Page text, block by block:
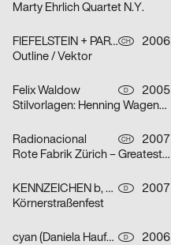
Marty Ehrlich Quartet N.Y.
FIEFELSTEIN + PARTNER – BUREAU FÜR VISUELLE KOMMUNIKATION CH
2006
Outline / Vektor
Felix Waldow D
2005
Stilvorlagen: Henning Wagenbreth
Radionacional CH
2007
Rote Fabrik Zürich – Greatest Summer Resort
KENNZEICHEN b, Agentur für Markenkommunikation, Dirk Moll D
2007
Körnerstraßenfest
cyan (Daniela Haufe + Detlef Fiedler) D
2006